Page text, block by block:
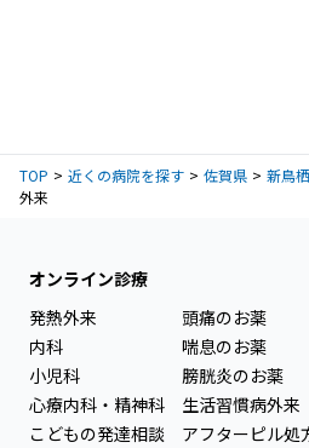
TOP 近くの病院を探す 佐賀県 新鳥
外来
オンライン診療
発熱外来
内科
小児科
心療内科・精神科
こどもの発達相談
頭痛のお薬
喘息のお薬
膀胱炎のお薬
生活習慣病外来
アフターピル処